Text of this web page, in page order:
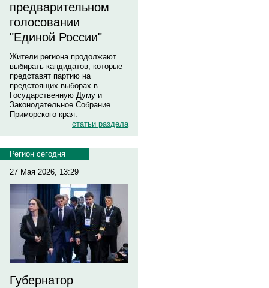
предварительном
голосовании
"Единой России"
Жители региона продолжают
выбирать кандидатов, которые
представят партию на
предстоящих выборах в
Государственную Думу и
Законодательное Собрание
Приморского края.
статьи раздела
Регион сегодня
27 Мая 2026, 13:29
Губернатор